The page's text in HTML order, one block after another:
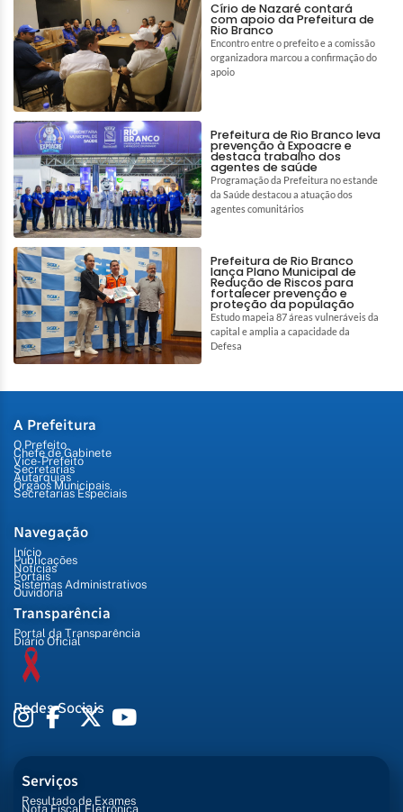
Círio de Nazaré contará
com apoio da Prefeitura de
Rio Branco
Encontro entre o prefeito e a comissão
organizadora marcou a confirmação do
apoio
Prefeitura de Rio Branco leva
prevenção à Expoacre e
destaca trabalho dos
agentes de saúde
Programação da Prefeitura no estande
da Saúde destacou a atuação dos
agentes comunitários
Prefeitura de Rio Branco
lança Plano Municipal de
Redução de Riscos para
fortalecer prevenção e
proteção da população
Estudo mapeia 87 áreas vulneráveis da
capital e amplia a capacidade da
Defesa
A Prefeitura
O Prefeito
Chefe de Gabinete
Vice-Prefeito
Secretarias
Autarquias
Órgãos Municipais
Secretarias Especiais
Navegação
Início
Publicações
Notícias
Portais
Sistemas Administrativos
Ouvidoria
Transparência
Portal da Transparência
Diário Oficial
Redes Sociais
Serviços
Resultado de Exames
Nota Fiscal Eletrônica